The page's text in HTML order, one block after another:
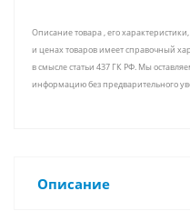
Описание товара , его
и ценах товаров имеет справочный
в смысле статьи 437 ГК РФ. Мы
информацию без предварительного
Описание